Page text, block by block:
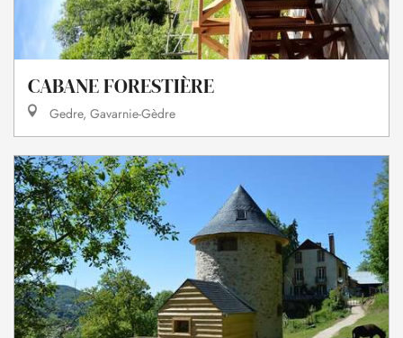
CABANE FORESTIÈRE
Gedre, Gavarnie-Gèdre